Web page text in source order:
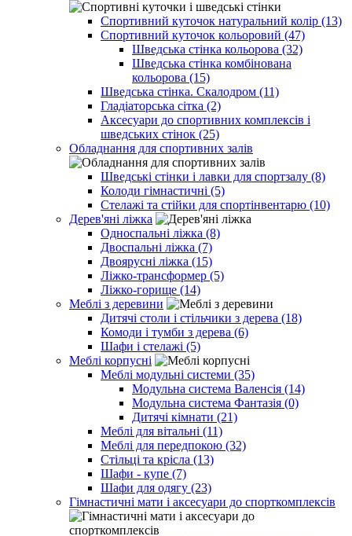
Спортивний куточок натуральний колір (13)
Спортивний куточок кольоровий (47)
Шведська стінка кольорова (32)
Шведська стінка комбінована
кольорова (15)
Шведська стінка. Скалодром (11)
Гладіаторська сітка (2)
Аксесуари до спортивних комплексів і
шведських стінок (25)
Обладнання для спортивних залів
Шведські стінки і лавки для спортзалу (8)
Колоди гімнастичні (5)
Стелажі та стійки для спортінвентарю (10)
Дерев'яні ліжка
Односпальні ліжка (8)
Двоспальні ліжка (7)
Двоярусні ліжка (15)
Ліжко-трансформер (5)
Ліжко-горище (14)
Меблі з деревини
Дитячі столи і стільчики з дерева (18)
Комоди і тумби з дерева (6)
Шафи і стелажі (5)
Меблі корпусні
Меблі модульні системи (35)
Модульна система Валенсія (14)
Модульна система Фантазія (0)
Дитячі кімнати (21)
Меблі для вітальні (11)
Меблі для передпокою (32)
Стільці та крісла (13)
Шафи - купе (7)
Шафи для одягу (23)
Гімнастичні мати і аксесуари до спорткомплексів